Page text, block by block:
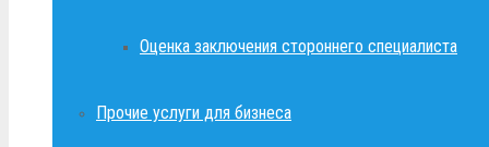
Оценка заключения стороннего специалиста
Прочие услуги для бизнеса